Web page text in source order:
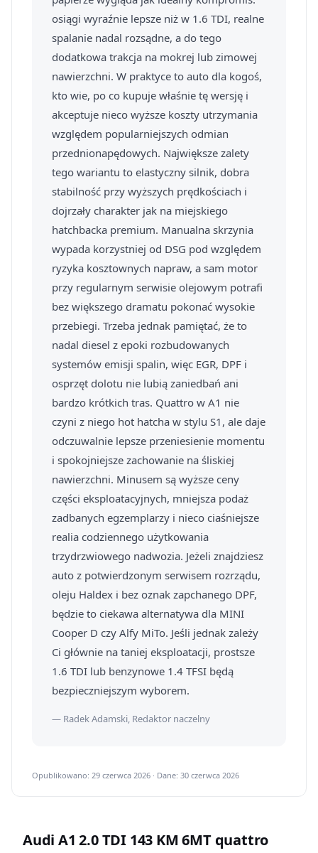
osiągi wyraźnie lepsze niż w 1.6 TDI, realne
spalanie nadal rozsądne, a do tego
dodatkowa trakcja na mokrej lub zimowej
nawierzchni. W praktyce to auto dla kogoś,
kto wie, po co kupuje właśnie tę wersję i
akceptuje nieco wyższe koszty utrzymania
względem popularniejszych odmian
przednionapędowych. Największe zalety
tego wariantu to elastyczny silnik, dobra
stabilność przy wyższych prędkościach i
dojrzały charakter jak na miejskiego
hatchbacka premium. Manualna skrzynia
wypada korzystniej od DSG pod względem
ryzyka kosztownych napraw, a sam motor
przy regularnym serwisie olejowym potrafi
bez większego dramatu pokonać wysokie
przebiegi. Trzeba jednak pamiętać, że to
nadal diesel z epoki rozbudowanych
systemów emisji spalin, więc EGR, DPF i
osprzęt dolotu nie lubią zaniedbań ani
bardzo krótkich tras. Quattro w A1 nie
czyni z niego hot hatcha w stylu S1, ale daje
odczuwalnie lepsze przeniesienie momentu
i spokojniejsze zachowanie na śliskiej
nawierzchni. Minusem są wyższe ceny
części eksploatacyjnych, mniejsza podaż
zadbanych egzemplarzy i nieco ciaśniejsze
realia codziennego użytkowania
trzydrzwiowego nadwozia. Jeżeli znajdziesz
auto z potwierdzonym serwisem rozrządu,
oleju Haldex i bez oznak zapchanego DPF,
będzie to ciekawa alternatywa dla MINI
Cooper D czy Alfy MiTo. Jeśli jednak zależy
Ci głównie na taniej eksploatacji, prostsze
1.6 TDI lub benzynowe 1.4 TFSI będą
bezpieczniejszym wyborem.
— Radek Adamski, Redaktor naczelny
Opublikowano: 29 czerwca 2026 · Dane: 30 czerwca 2026
Audi A1 2.0 TDI 143 KM 6MT quattro